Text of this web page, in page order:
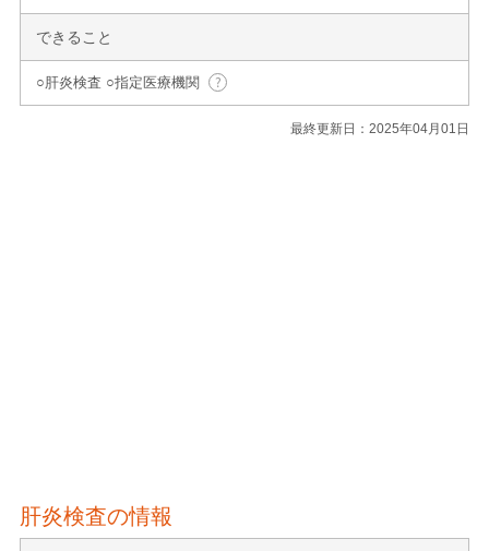
できること
○肝炎検査 ○指定医療機関
最終更新日：2025年04月01日
肝炎検査の情報